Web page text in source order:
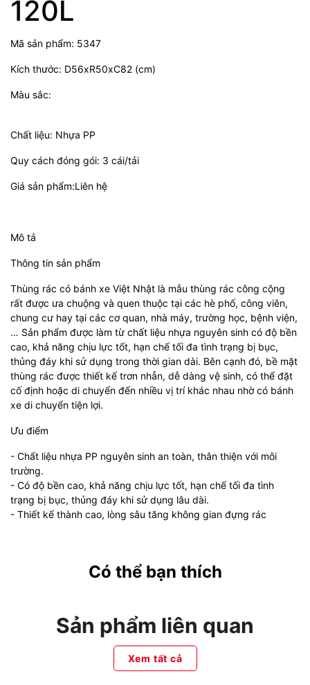
120L
Mã sản phẩm: 5347
Kích thước: D56xR50xC82 (cm)
Màu sắc:
Chất liệu: Nhựa PP
Quy cách đóng gói: 3 cái/tải
Giá sản phẩm:Liên hệ
Mô tả
Thông tin sản phẩm
Thùng rác có bánh xe Việt Nhật là mẫu thùng rác công cộng
rất được ưa chuộng và quen thuộc tại các hè phố, công viên,
chung cư hay tại các cơ quan, nhà máy, trường học, bệnh viện,
… Sản phẩm được làm từ chất liệu nhựa nguyên sinh có độ bền
cao, khả năng chịu lực tốt, hạn chế tối đa tình trạng bị bục,
thủng đáy khi sử dụng trong thời gian dài. Bên cạnh đó, bề mặt
thùng rác được thiết kế trơn nhẵn, dễ dàng vệ sinh, có thể đặt
cố định hoặc di chuyển đến nhiều vị trí khác nhau nhờ có bánh
xe di chuyển tiện lợi.
Ưu điểm
- Chất liệu nhựa PP nguyên sinh an toàn, thân thiện với môi
trường.
- Có độ bền cao, khả năng chịu lực tốt, hạn chế tối đa tình
trạng bị bục, thủng đáy khi sử dụng lâu dài.
- Thiết kế thành cao, lòng sâu tăng không gian đựng rác
Có thể bạn thích
Sản phẩm liên quan
Xem tất cả